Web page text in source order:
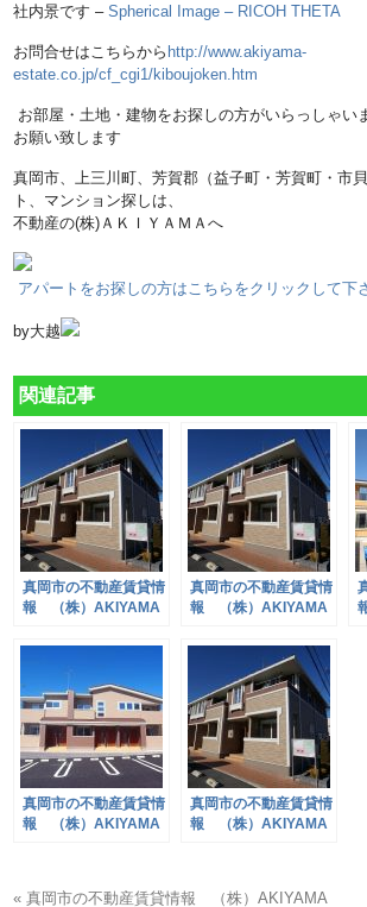
社内景です –Spherical Image – RICOH THETA
お問合せはこちらから http://www.akiyama-
estate.co.jp/cf_cgi1/kiboujoken.htm
お部屋・土地・建物をお探しの方がいらっしゃい
お願い致します
真岡市、上三川町、芳賀郡（益子町・芳賀町・市
ト、マンション探しは、
不動産の(株)ＡＫＩＹＡＭＡへ
アパートをお探しの方はこちらをクリックして下
by大越
関連記事
真岡市の不動産賃貸情
報 （株）AKIYAMA
真岡市の不動産賃貸情
報 （株）AKIYAMA
真岡市の不動産賃貸情
報 （株）AKIYAMA
真岡市の不動産賃貸情
報 （株）AKIYAMA
« 真岡市の不動産賃貸情報 （株）AKIYAMA